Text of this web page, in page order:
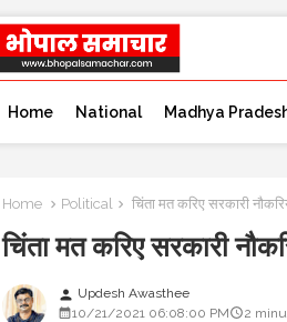
Home National Madhya
Home Political चिंता मत करिए सरकारी
चिंता मत करिए सरकारी
person Updesh Awasthee
10/21/2021 06:08:00 PM
2